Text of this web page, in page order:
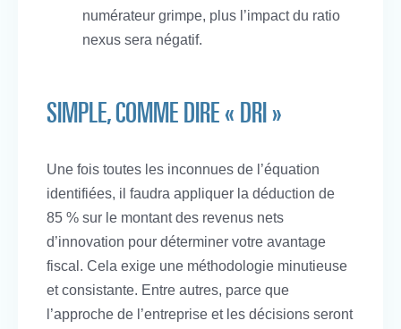
numérateur grimpe, plus l’impact du ratio
nexus sera négatif.
SIMPLE, COMME DIRE « DRI »
Une fois toutes les inconnues de l’équation
identifiées, il faudra appliquer la déduction de
85 % sur le montant des revenus nets
d’innovation pour déterminer votre avantage
fiscal. Cela exige une méthodologie minutieuse
et consistante. Entre autres, parce que
l’approche de l’entreprise et les décisions seront